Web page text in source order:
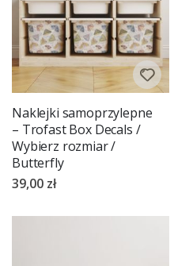
Naklejki samoprzylepne
– Trofast Box Decals /
Wybierz rozmiar /
Butterfly
39,00 zł